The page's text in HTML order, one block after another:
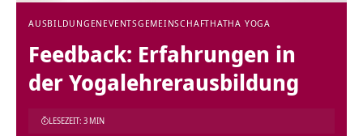
AUSBILDUNGEN EVENTSGEMEINSCHAFTHATHA YOGA
Feedback: Erfahrungen in
der Yogalehrerausbildung
LESEZEIT: 3 MIN